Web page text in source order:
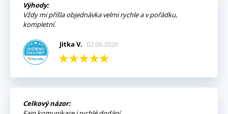
Výhody:
Vždy mi přišla objednávka velmi rychle a v pořádku,
kompletní.
Jitka V. 02.06.2026
Celkový názor: